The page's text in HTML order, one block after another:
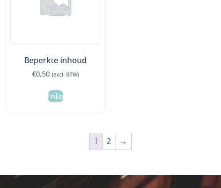
Beperkte inhoud
€0,50 (excl. BTW)
Info
1 2 →